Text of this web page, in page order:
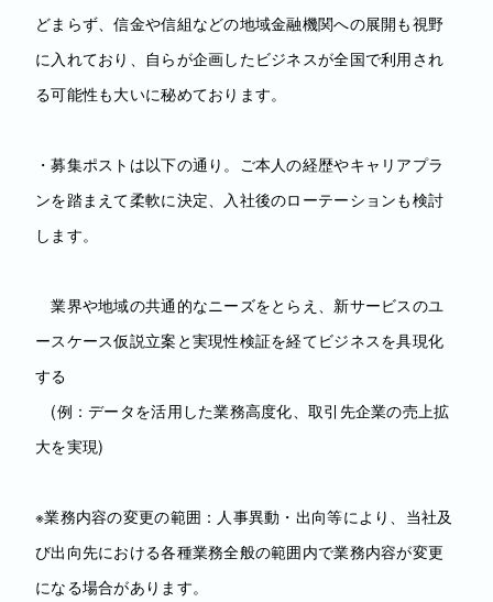
どまらず、信金や信組などの地域金融機関への展開も視野
に入れており、自らが企画したビジネスが全国で利用され
る可能性も大いに秘めております。
・募集ポストは以下の通り。ご本人の経歴やキャリアプラ
ンを踏まえて柔軟に決定、入社後のローテーションも検討
します。
業界や地域の共通的なニーズをとらえ、新サービスのユ
ースケース仮説立案と実現性検証を経てビジネスを具現化
する
(例：データを活用した業務高度化、取引先企業の売上拡
大を実現)
※業務内容の変更の範囲：人事異動・出向等により、当社及
び出向先における各種業務全般の範囲内で業務内容が変更
になる場合があります。